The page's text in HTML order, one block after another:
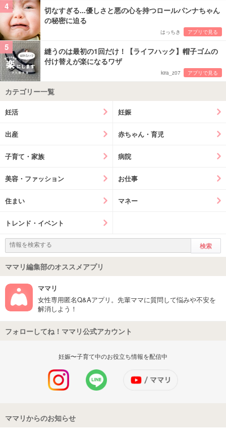
4
切なすぎる...優しさと悪の心を持つロールパンナちゃん
の秘密に迫る
はっちき アプリで見る
5
縫うのは最初の1回だけ！【ライフハック】帽子ゴムの
付け替えが楽になるワザ
kira_z07 アプリで見る
カテゴリー一覧
妊活 妊娠
出産 赤ちゃん・育児
子育て・家族 病院
美容・ファッション お仕事
住まい マネー
トレンド・イベント
ママリ編集部のオススメアプリ
ママリ
女性専用匿名Q&Aアプリ。先輩ママに質問して悩みや不安を
解消しよう！
フォローしてね！ママリ公式アカウント
妊娠〜子育て中のお役立ち情報を配信中
ママリからのお知らせ